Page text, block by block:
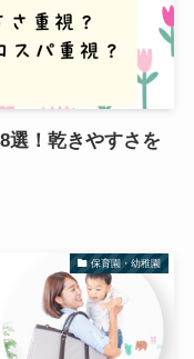
選！乾きやすさを
保育園・幼稚園